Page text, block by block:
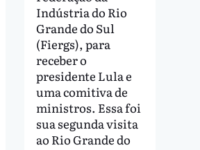
Indústria do Rio
Grande do Sul
(Fiergs), para
receber o
presidente Lula e
uma comitiva de
ministros. Essa foi
sua segunda visita
ao Rio Grande do